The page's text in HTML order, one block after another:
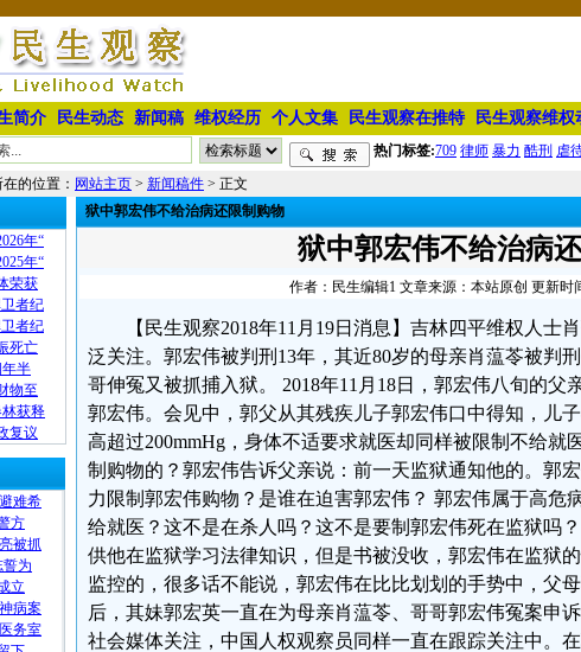
简介 民生动态 新闻稿 维权经历 个人文集 民生观察在推特 民生观察维权
热门标签:709 律师 暴力 酷刑 虐
的位置： 网站主页 > 新闻稿件 > 正文
年“
年“
荣获
者纪
者纪
死亡
半
物至
获释
复议
难希
方
被抓
誓为
立
病案
务室
狱中郭宏伟不给治病还限制购物
狱中郭宏伟不给治病
作者：民生编辑1 文章来源：本站原创 更新时
【民生观察2018年11月19日消息】吉林四平维权人
泛关注。郭宏伟被判刑13年，其近80岁的母亲肖蕰苓被判
哥伸冤又被抓捕入狱。 2018年11月18日，郭宏伟八旬的父
郭宏伟。会见中，郭父从其残疾儿子郭宏伟口中得知，儿
高超过200mmHg，身体不适要求就医却同样被限制不给就
制购物的？郭宏伟告诉父亲说：前一天监狱通知他的。郭
力限制郭宏伟购物？是谁在迫害郭宏伟？ 郭宏伟属于高危
给就医？这不是在杀人吗？这不是要制郭宏伟死在监狱吗
供他在监狱学习法律知识，但是书被没收，郭宏伟在监狱
监控的，很多话不能说，郭宏伟在比比划划的手势中，父
后，其妹郭宏英一直在为母亲肖蕰苓、哥哥郭宏伟冤案申
社会媒体关注，中国人权观察员同样一直在跟踪关注中。